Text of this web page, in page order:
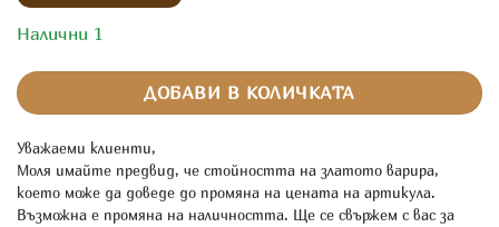
Налични 1
ДОБАВИ В КОЛИЧКАТА
Уважаеми клиенти,
Моля имайте предвид, че стойността на златото варира,
което може да доведе до промяна на цената на артикула.
Възможна е промяна на наличността. Ще се свържем с вас за